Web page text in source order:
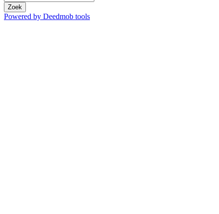
Zoek
Powered by Deedmob tools